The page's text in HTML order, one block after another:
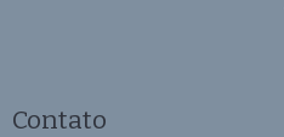
Contato